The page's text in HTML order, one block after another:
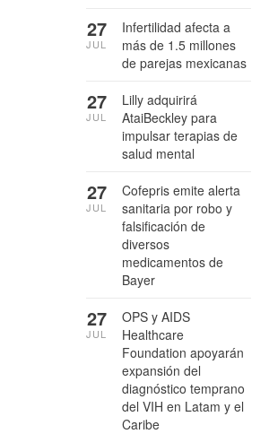
Infertilidad afecta a
más de 1.5 millones
de parejas mexicanas
27
JUL
Lilly adquirirá
AtaiBeckley para
impulsar terapias de
salud mental
27
JUL
Cofepris emite alerta
sanitaria por robo y
falsificación de
diversos
medicamentos de
Bayer
27
JUL
OPS y AIDS
Healthcare
Foundation apoyarán
expansión del
diagnóstico temprano
del VIH en Latam y el
Caribe
27
JUL